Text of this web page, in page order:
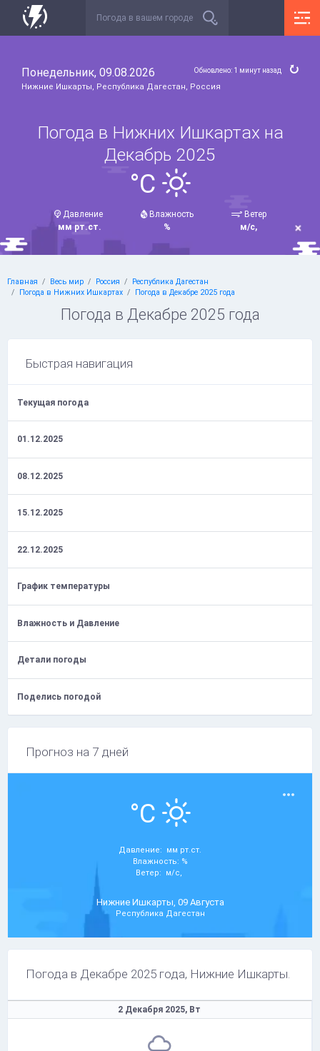
Понедельник, 09.08.2026
Нижние Ишкарты, Республика Дагестан, Россия
Обновлено: 1 минут назад
Погода в Нижних Ишкартax на
Декабрь 2025
°C
Давление
мм рт.ст.
Влажность
%
Ветер
м/с,
Главная Весь мир Россия
Республика Дагестан
Погода в Нижних Ишкартax
Погода в Декабре 2025 года
Погода в Декабре 2025 года
Быстрая навигация
Текущая погода
01.12.2025
08.12.2025
15.12.2025
22.12.2025
График температуры
Влажность и Давление
Детали погоды
Поделись погодой
Прогноз на 7 дней
°C
Давление: мм рт.ст.
Влажность: %
Ветер: м/с,
Нижние Ишкарты, 09 Августа
Республика Дагестан
Погода в Декабре 2025 года, Нижние Ишкарты.
2 Декабря 2025, Вт